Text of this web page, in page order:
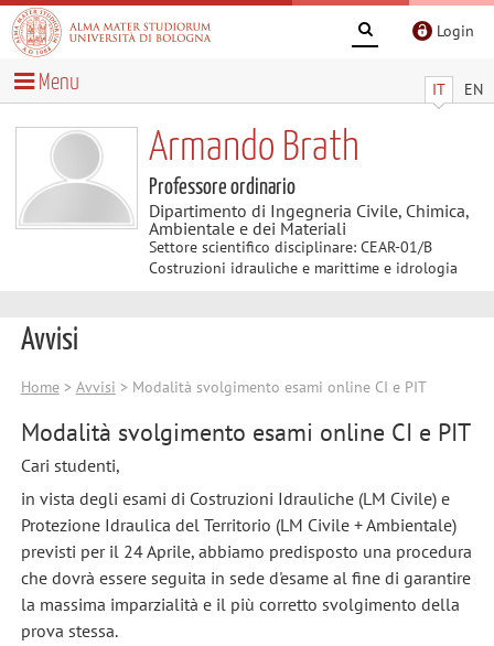
Login
IT EN
Menu
Armando Brath
Professore ordinario
Dipartimento di Ingegneria Civile, Chimica,
Ambientale e dei Materiali
Settore scientifico disciplinare: CEAR-01/B
Costruzioni idrauliche e marittime e idrologia
Avvisi
Home> Avvisi > Modalità svolgimento esami online CI e PIT
Modalità svolgimento esami online CI e PIT
Cari studenti,
in vista degli esami di Costruzioni Idrauliche (LM Civile) e
Protezione Idraulica del Territorio (LM Civile + Ambientale)
previsti per il 24 Aprile, abbiamo predisposto una procedura
che dovrà essere seguita in sede d'esame al fine di garantire
la massima imparzialità e il più corretto svolgimento della
prova stessa.